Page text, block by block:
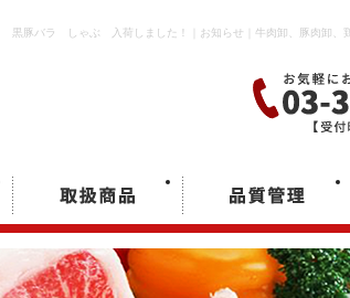
豚バラ しゃぶ 入荷しました！｜お知らせ｜牛肉卸、豚肉卸、鶏